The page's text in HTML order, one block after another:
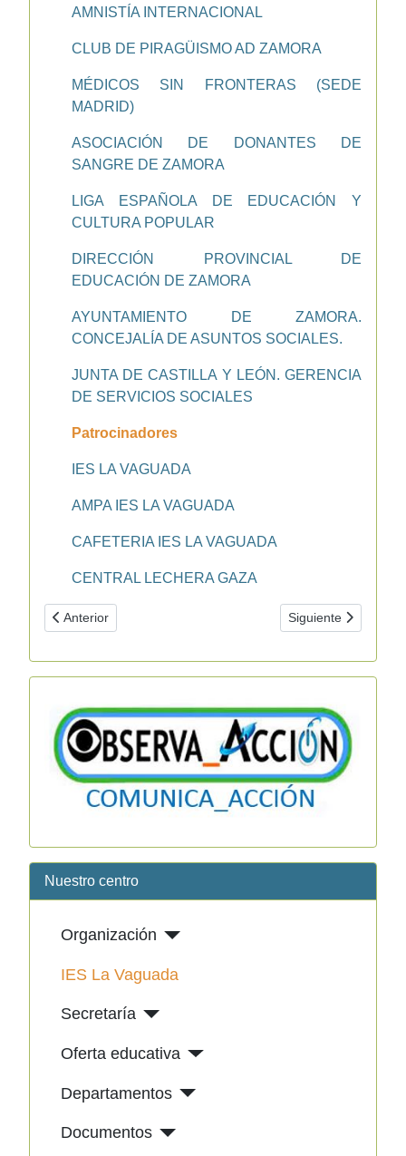
Nuestro centro
Organización
IES La Vaguada
Secretaría
Oferta educativa
Departamentos
Documentos
AMNISTÍA INTERNACIONAL
CLUB DE PIRAGÜISMO AD ZAMORA
MÉDICOS SIN FRONTERAS (SEDE
MADRID)
ASOCIACIÓN DE DONANTES DE
SANGRE DE ZAMORA
LIGA ESPAÑOLA DE EDUCACIÓN Y
CULTURA POPULAR
DIRECCIÓN PROVINCIAL DE
EDUCACIÓN DE ZAMORA
AYUNTAMIENTO DE ZAMORA.
CONCEJALÍA DE ASUNTOS SOCIALES.
JUNTA DE CASTILLA Y LEÓN. GERENCIA
DE SERVICIOS SOCIALES
Patrocinadores
IES LA VAGUADA
AMPA IES LA VAGUADA
CAFETERIA IES LA VAGUADA
CENTRAL LECHERA GAZA
Artículo anterior: Semana solidaria, 3ª edición
Anterior Artículo siguiente:
Siguiente